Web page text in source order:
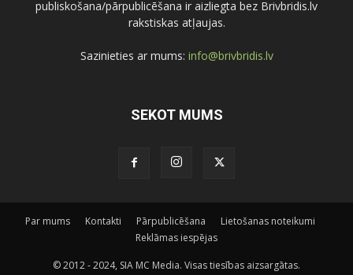
publiskošana/pārpublicēšana ir aizliegta bez Brivbridis.lv
rakstiskas atļaujas.
Sazinieties ar mums: info@brivbridis.lv
SEKOT MUMS
Par mums Kontakti Pārpublicēšana
Lietošanas noteikumi
Reklāmas iespējas
© 2012 - 2024, SIA MC Media. Visas tiesības aizsargātas.